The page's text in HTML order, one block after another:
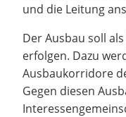
und die Leitung
Der Ausbau soll
erfolgen. Dazu
Ausbaukorridore
Gegen diesen